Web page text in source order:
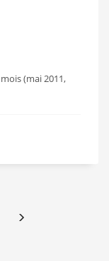
(mai 2011,